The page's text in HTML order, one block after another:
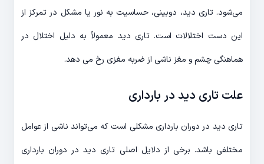
می‌شود. تاری دید، دوبینی، حساسیت به نور یا مشکل در تمرکز از
این دست اختلالات است. تاری دید معمولاً به دلیل اختلال در
هماهنگی چشم و مغز ناشی از ضربه مغزی رخ می دهد.
علت تاری دید در بارداری
تاری دید در دوران بارداری مشکلی است که می‌تواند ناشی از عوامل
مختلفی باشد. برخی از دلایل اصلی تاری دید در دوران بارداری